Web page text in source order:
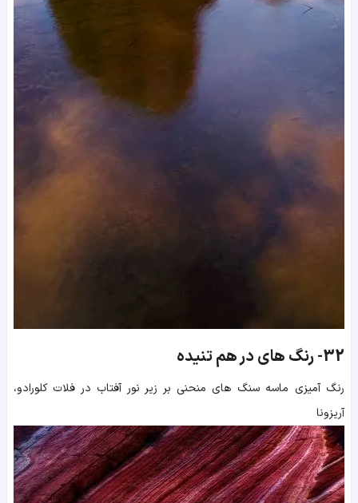
32- رنگ های در هم تنیده
رنگ آمیزی ماسه سنگ های منحنی بر زیر نور آفتاب در فلات کلورادو،
آریزونا